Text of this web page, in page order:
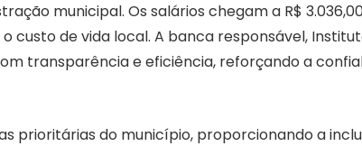
municipal. Os salários chegam a R$
custo de vida local. A banca responsável,
transparência e eficiência, reforçando a
prioritárias do município, proporcionando a